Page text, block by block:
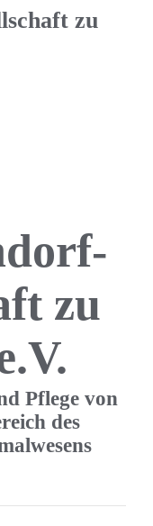
zu
Pflege von
des